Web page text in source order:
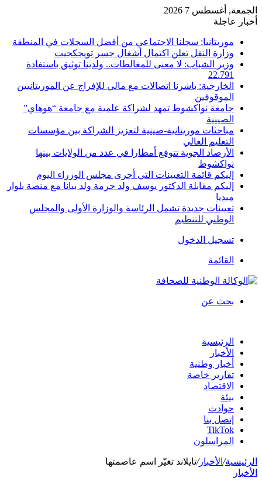
الجمعة, أغسطس 7 2026
أخبار عاجلة
موريتانيا: سجلنا الاجتماعي من أفضل السجلات في المنطقة
وزارة النقل تعلن اكتمال أشغال جسر تويجكجيت
وزير الشباب: لا معنى للمغالطات.. ولدينا توثيق باستفادة
22.791
الخارجية: باشرنا اتصالات مع مالي للإفراج عن الموريتانيين
الموقوفين
جامعة نواكشوط تمهد لشراكة علمية مع جامعة “هوهاي”
الصينية
مباحثات موريتانية-صينية لتعزيز الشراكة بين مؤسسات
التعليم العالي
الأرصاد الجوية تتوقع أمطارا في عدد من الولايات بينها
نواكشوط
إليكم قائمة التعيينات التي أجرى مجلس الوزراء اليوم
إليكم مقابلة الدكتور يوسف ولد حرمة ولد ببانا مع منصة بلوار
ميديا
تعيينات جديدة تشمل الرئاسة والوزارة الأولى والمجلس
الوطني للتنظيم
تسجيل الدخول
القائمة
بحث عن
الرئيسية
الأخبار
أخبار وطنية
تقارير خاصة
الاقتصاد
بيئة
حوادث
إتصل بنا
TikTok
المراسلون
الرئيسية/ الأخبار/تايلاند تغيّر اسم عاصمتها
الأخبار